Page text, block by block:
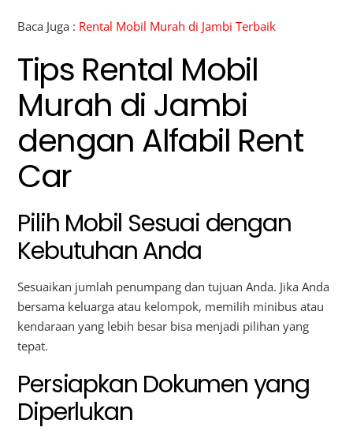
Baca Juga : Rental Mobil Murah di Jambi Terbaik
Tips Rental Mobil
Murah di Jambi
dengan Alfabil Rent
Car
Pilih Mobil Sesuai dengan
Kebutuhan Anda
Sesuaikan jumlah penumpang dan tujuan Anda. Jika Anda
bersama keluarga atau kelompok, memilih minibus atau
kendaraan yang lebih besar bisa menjadi pilihan yang
tepat.
Persiapkan Dokumen yang
Diperlukan